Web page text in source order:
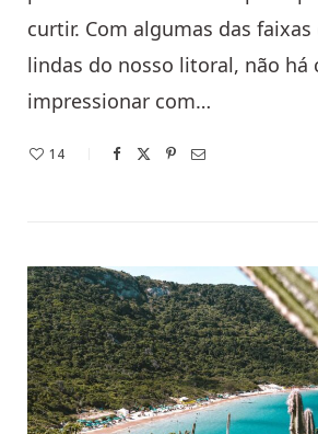
curtir. Com algumas das
lindas do nosso litoral, não há
impressionar com…
14